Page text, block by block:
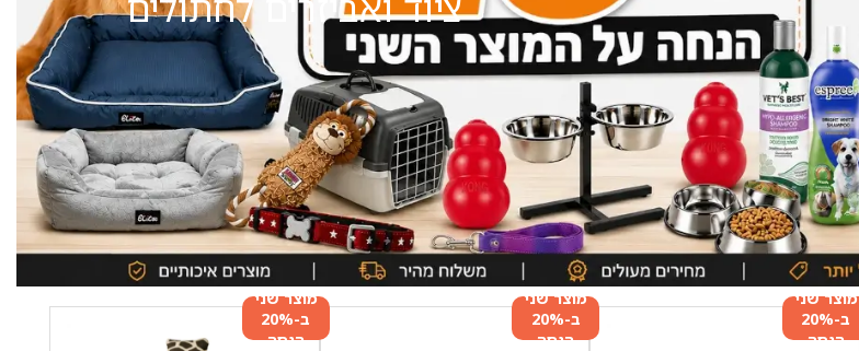
מוצר שני
ב-20%
הנחה
מוצר שני
ב-20%
הנחה
מוצר שני
ב-20%
הנחה